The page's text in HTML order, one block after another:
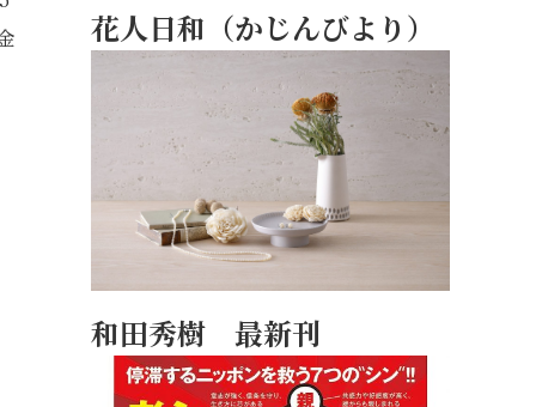
花人日和（かじんびより）
和田秀樹 最新刊